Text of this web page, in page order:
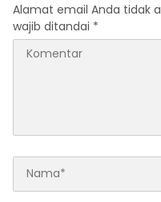
Alamat email Anda tidak
wajib ditandai *